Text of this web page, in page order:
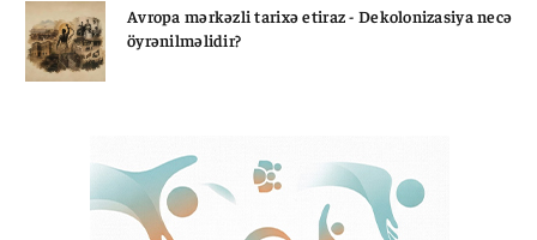
Avropa mərkəzli tarixə etiraz - Dekolonizasiya necə
öyrənilməlidir?